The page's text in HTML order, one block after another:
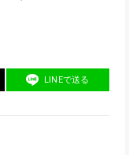
LINEで送る